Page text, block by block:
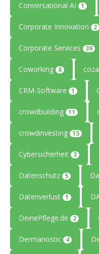
Conversational AI 1
Corporate Innovation 2
Corporate Services 39
Coworking 8
CRM-Software 1
crowdbuilding 11
crowdinvesting 15
Cybersicherheit 3
Datenschutz 5
Datenverlust 1
DeinePflege.de 2
Dermanostic 4